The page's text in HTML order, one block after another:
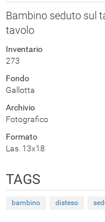
Bambino seduto sul
tavolo
Inventario
273
Fondo
Gallotta
Archivio
Fotografico
Formato
Las. 13x18
TAGS
bambino disteso